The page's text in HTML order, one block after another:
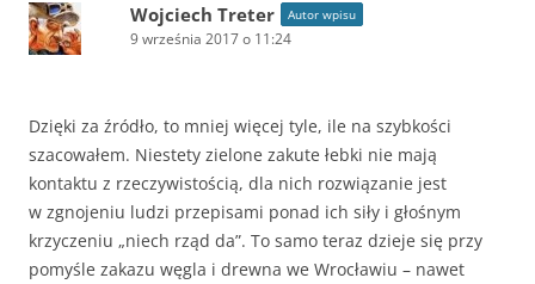
Wojciech Treter Autor wpisu
9 września 2017 o 11:24
Dzięki za źródło, to mniej więcej tyle, ile na szybkości
szacowałem. Niestety zielone zakute łebki nie mają
kontaktu z rzeczywistością, dla nich rozwiązanie jest
w zgnojeniu ludzi przepisami ponad ich siły i głośnym
krzyczeniu „niech rząd da”. To samo teraz dzieje się przy
pomyśle zakazu węgla i drewna we Wrocławiu – nawet